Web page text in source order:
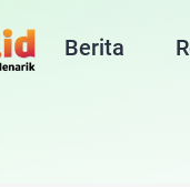
Berita